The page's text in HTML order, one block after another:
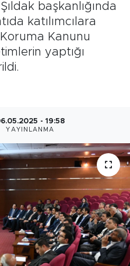
başkanlığında
katılımcılara
Koruma Kanunu
yaptığı
- 19:58
YAYINLANMA